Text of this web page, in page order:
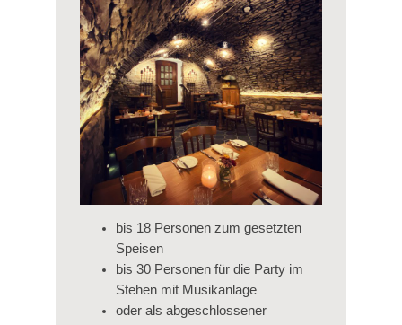
bis 18 Personen zum gesetzten
Speisen
bis 30 Personen für die Party im
Stehen mit Musikanlage
oder als abgeschlossener